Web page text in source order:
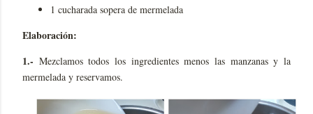
1 cucharada sopera de mermelada
Elaboración:
1.- Mezclamos todos los ingredientes menos las manzanas y la
mermelada y reservamos.